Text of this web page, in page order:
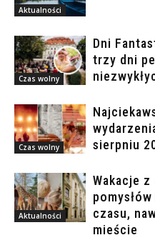
Aktualności
Czas wolny
Dni
trzy dni
Czas wolny
sierpniu
Aktualności
Wakacje z
czasu,
mieście